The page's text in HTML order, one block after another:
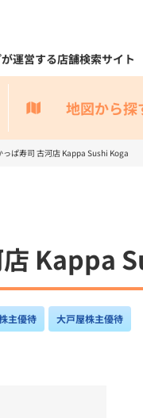
運営する店舗検索サイト
地図から探
っぱ寿司 古河店 Kappa Sushi Koga
Kappa
主優待 大戸屋株主優待